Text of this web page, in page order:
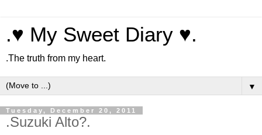
.♥ My Sweet Diary ♥.
.The truth from my heart.
▼
Tuesday, December 20, 2011
.Suzuki Alto?.